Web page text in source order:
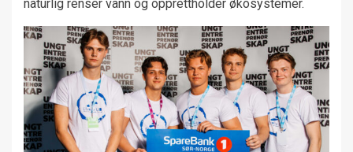
naturlig renser vann og opprettholder økosystemer.